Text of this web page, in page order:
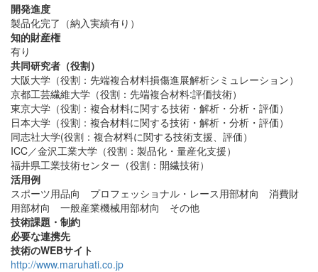
開発進度
製品化完了（納入実績有り）
知的財産権
有り
共同研究者（役割）
大阪大学（役割：先端複合材料損傷進展解析シミュレーション）
京都工芸繊維大学（役割：先端複合材料:評価技術）
東京大学（役割：複合材料に関する技術・解析・分析・評価）
日本大学（役割：複合材料に関する技術・解析・分析・評価）
同志社大学(役割：複合材料に関する技術支援、評価）
ICC／金沢工業大学（役割：製品化・量産化支援）
福井県工業技術センター（役割：開繊技術）
活用例
スポーツ用品向 プロフェッショナル・レース用部材向 消費財
用部材向 一般産業機械用部材向 その他
技術課題・制約
必要な連携先
技術のWEBサイト
http://www.maruhati.co.jp